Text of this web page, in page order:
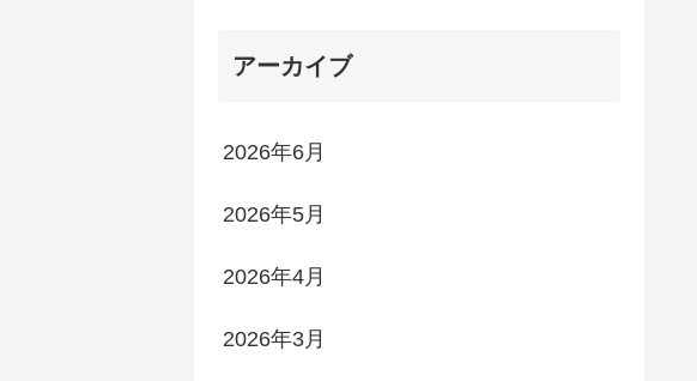
アーカイブ
2026年6月
2026年5月
2026年4月
2026年3月